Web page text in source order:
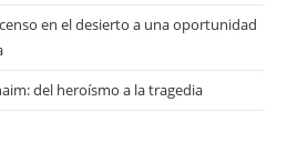
en el desierto a una oportunidad
del heroísmo a la tragedia